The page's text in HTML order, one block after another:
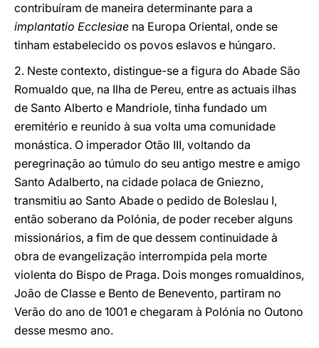
contribuíram de maneira determinante para a
implantatio Ecclesiae na Europa Oriental, onde se
tinham estabelecido os povos eslavos e húngaro.
2. Neste contexto, distingue-se a figura do Abade São
Romualdo que, na Ilha de Pereu, entre as actuais ilhas
de Santo Alberto e Mandriole, tinha fundado um
eremitério e reunido à sua volta uma comunidade
monástica. O imperador Otão III, voltando da
peregrinação ao túmulo do seu antigo mestre e amigo
Santo Adalberto, na cidade polaca de Gniezno,
transmitiu ao Santo Abade o pedido de Boleslau I,
então soberano da Polónia, de poder receber alguns
missionários, a fim de que dessem continuidade à
obra de evangelização interrompida pela morte
violenta do Bispo de Praga. Dois monges romualdinos,
João de Classe e Bento de Benevento, partiram no
Verão do ano de 1001 e chegaram à Polónia no Outono
desse mesmo ano.